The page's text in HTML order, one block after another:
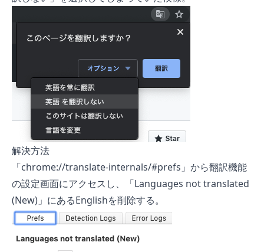
解決方法
「chrome://translate-internals/#prefs」から翻訳機能
の設定画面にアクセスし、「Languages not translated
(New)」にあるEnglishを削除する。